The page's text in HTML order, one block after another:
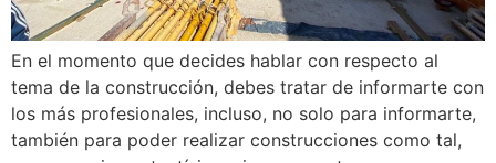
En el momento que decides hablar con respecto al
tema de la construcción, debes tratar de informarte con
los más profesionales, incluso, no solo para informarte,
también para poder realizar construcciones como tal,